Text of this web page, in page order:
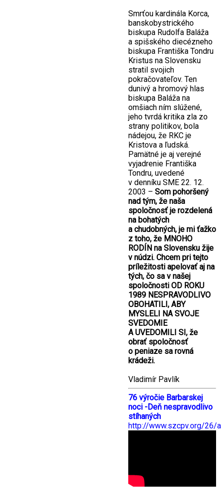
Smrťou kardinála Korca,
banskobystrického
biskupa Rudolfa Baláža
a spišského diecézneho
biskupa Františka Tondru
Kristus na Slovensku
stratil svojich
pokračovateľov. Ten
dunivý a hromový hlas
biskupa Baláža na
omšiach ním slúžené,
jeho tvrdá kritika zla zo
strany politikov, bola
nádejou, že RKC je
Kristova a ľudská.
Pamätné je aj verejné
vyjadrenie Františka
Tondru, uvedené
v denníku SME 22. 12.
2003 – Som pohoršený
nad tým, že naša
spoločnosť je rozdelená
na bohatých
a chudobných, je mi ťažko
z toho, že MNOHO
RODÍN na Slovensku žije
v núdzi. Chcem pri tejto
príležitosti apelovať aj na
tých, čo sa v našej
spoločnosti OD ROKU
1989 NESPRAVODLIVO
OBOHATILI, ABY
MYSLELI NA SVOJE
SVEDOMIE
A UVEDOMILI SI, že
obrať spoločnosť
o peniaze sa rovná
krádeži.
Vladimír Pavlík
76 výročie Barbarskej
noci -Deň nespravodlivo
stíhaných
http://www.szcpv.org/26/